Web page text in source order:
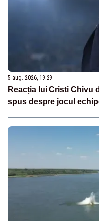
5 aug. 2026, 19:29
Reacția lui Cristi Chivu
spus despre jocul